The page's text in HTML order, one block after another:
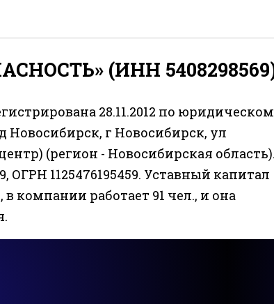
(ИНН
28.11.2012 по
Новосибирск, г Новосибирск, ул
(регион - Новосибирская область).
1125476195459. Уставный капитал
компании работает 91 чел., и она